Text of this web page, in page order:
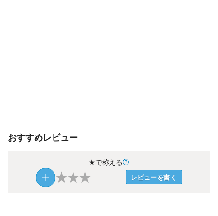
おすすめレビュー
★で称える
★★★ レビューを書く